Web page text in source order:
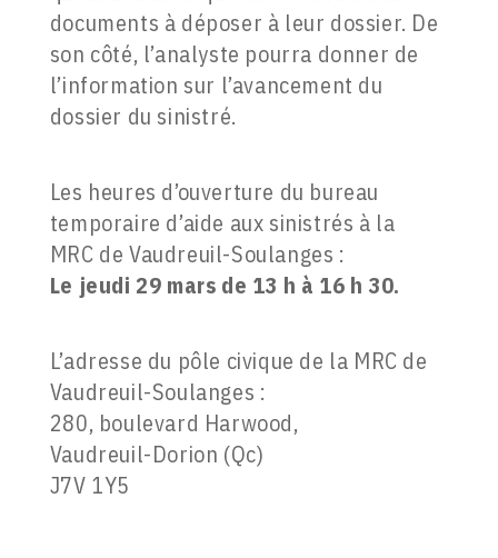
documents à déposer à leur dossier. De
son côté, l’analyste pourra donner de
l’information sur l’avancement du
dossier du sinistré.
Les heures d’ouverture du bureau
temporaire d’aide aux sinistrés à la
MRC de Vaudreuil-Soulanges :
Le jeudi 29 mars de 13 h à 16 h 30.
L’adresse du pôle civique de la MRC de
Vaudreuil-Soulanges :
280, boulevard Harwood,
Vaudreuil-Dorion (Qc)
J7V 1Y5